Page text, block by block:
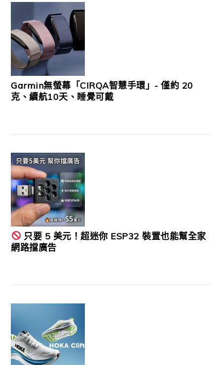
Garmin無螢幕「CIRQA智慧手環」- 僅約 20
克、續航10天、睡覺可戴
只要 5 美元！超迷你 ESP32 裝置也能幫全家
網路擋廣告